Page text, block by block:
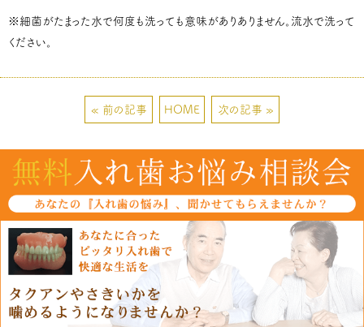
※細菌がたまった水で何度も洗っても意味がありありません。流水で洗って
ください。
« 前の記事 HOME 次の記事 »